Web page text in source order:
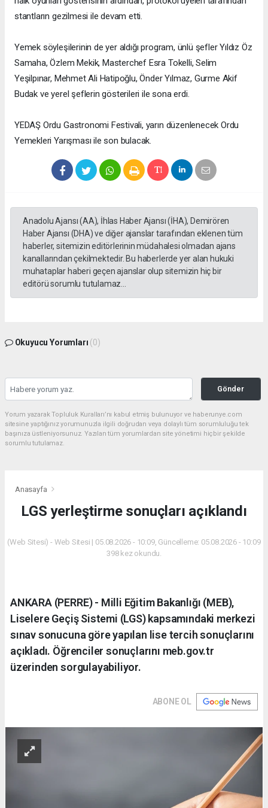
stantların gezilmesi ile devam etti.
Yemek söyleşilerinin de yer aldığı program, ünlü şefler Yıldız Öz
Samaha, Özlem Mekik, Masterchef Esra Tokelli, Selim
Yeşilpınar, Mehmet Ali Hatipoğlu, Önder Yılmaz, Gurme Akif
Budak ve yerel şeflerin gösterileri ile sona erdi.
YEDAŞ Ordu Gastronomi Festivali, yarın düzenlenecek Ordu
Yemekleri Yarışması ile son bulacak.
Anadolu Ajansı (AA), İhlas Haber Ajansı (İHA), Demirören
Haber Ajansı (DHA) ve diğer ajanslar tarafından eklenen tüm
haberler, sitemizin editörlerinin müdahalesi olmadan ajans
kanallarından çekilmektedir. Bu haberlerde yer alan hukuki
muhataplar haberi geçen ajanslar olup sitemizin hiç bir
editörü sorumlu tutulamaz...
Okuyucu Yorumları (0)
Gönder
Yorum yazarak Topluluk Kuralları’nı kabul etmiş bulunuyor ve haberunye.com
sitesine yaptığınız yorumunuzla ilgili doğrudan veya dolaylı tüm sorumluluğu tek
başınıza üstleniyorsunuz. Yazılan tüm yorumlardan site yönetimi hiçbir şekilde
sorumlu tutulamaz.
Anasayfa
LGS yerleştirme sonuçları açıklandı
(Web Sitesi) - Web Sitesi | 05.08.2026 - 10:09, Güncelleme: 05.08.2026 - 10:09
398 kez okundu.
ANKARA (PERRE) - Milli Eğitim Bakanlığı (MEB),
Liselere Geçiş Sistemi (LGS) kapsamındaki merkezi
sınav sonucuna göre yapılan lise tercih sonuçlarını
açıkladı. Öğrenciler sonuçlarını meb.gov.tr
üzerinden sorgulayabiliyor.
ABONE OL